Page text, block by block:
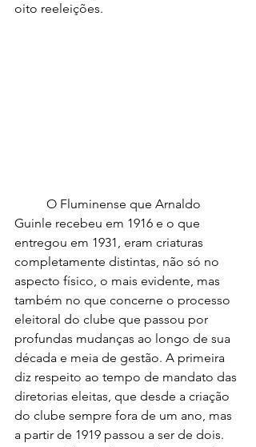
oito reeleições.
Guinle recebeu em 1916 e o que
entregou em 1931, eram criaturas
completamente distintas, não só no
aspecto físico, o mais evidente, mas
também no que concerne o processo
eleitoral do clube que passou por
profundas mudanças ao longo de sua
década e meia de gestão. A primeira
diz respeito ao tempo de mandato das
diretorias eleitas, que desde a criação
do clube sempre fora de um ano, mas
a partir de 1919 passou a ser de dois.